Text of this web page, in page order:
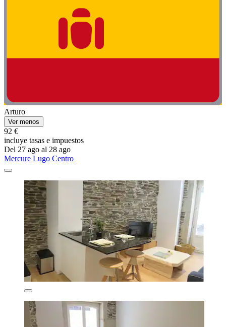
Arturo
Ver menos
92 €
incluye tasas e impuestos
Del 27 ago al 28 ago
Mercure Lugo Centro